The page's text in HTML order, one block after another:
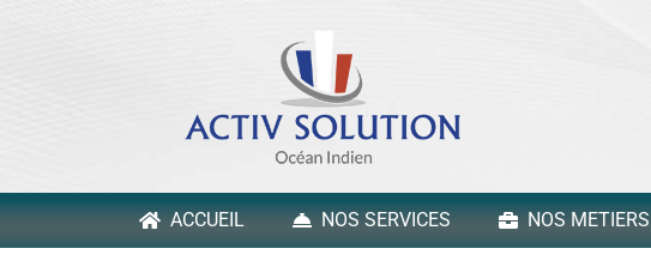
ACCUEIL NOS SERVICES NOS METIERS